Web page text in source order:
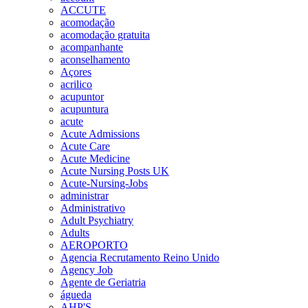
ACCUTE
acomodação
acomodação gratuita
acompanhante
aconselhamento
Açores
acrilico
acupuntor
acupuntura
acute
Acute Admissions
Acute Care
Acute Medicine
Acute Nursing Posts UK
Acute-Nursing-Jobs
administrar
Administrativo
Adult Psychiatry
Adults
AEROPORTO
Agencia Recrutamento Reino Unido
Agency Job
Agente de Geriatria
águeda